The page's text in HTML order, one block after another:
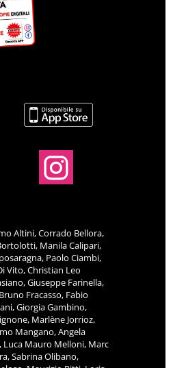
Altini, Corrado Bellora,
Manila Calipari,
Paolo Ciambi,
Vito, Christian Leo
Giuseppe Farinella,
Fracasso, Fabio
Giorgia Gambino,
Marlène Jorrioz,
Mangano, Angela
Luca Mauro Melloni, Marc
Sabrina Olibano,